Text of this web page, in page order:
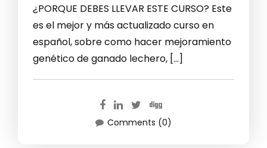
¿PORQUE DEBES LLEVAR ESTE CURSO? Este
es el mejor y más actualizado curso en
español, sobre como hacer mejoramiento
genético de ganado lechero, […]
Comments (0)